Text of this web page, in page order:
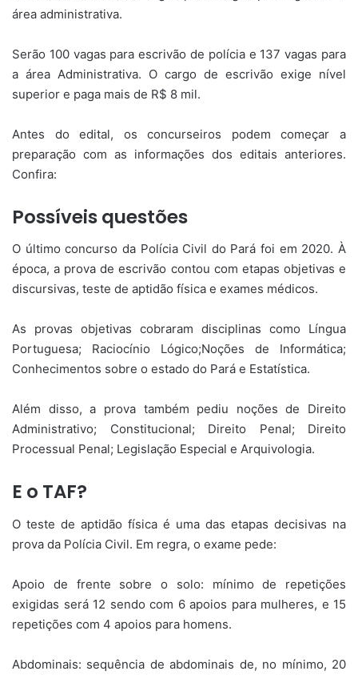
área administrativa.
Serão 100 vagas para escrivão de polícia e 137 vagas para
a área Administrativa. O cargo de escrivão exige nível
superior e paga mais de R$ 8 mil.
Antes do edital, os concurseiros podem começar a
preparação com as informações dos editais anteriores.
Confira:
Possíveis questões
O último concurso da Polícia Civil do Pará foi em 2020. À
época, a prova de escrivão contou com etapas objetivas e
discursivas, teste de aptidão física e exames médicos.
As provas objetivas cobraram disciplinas como Língua
Portuguesa; Raciocínio Lógico;Noções de Informática;
Conhecimentos sobre o estado do Pará e Estatística.
Além disso, a prova também pediu noções de Direito
Administrativo; Constitucional; Direito Penal; Direito
Processual Penal; Legislação Especial e Arquivologia.
E o TAF?
O teste de aptidão física é uma das etapas decisivas na
prova da Polícia Civil. Em regra, o exame pede:
Apoio de frente sobre o solo: mínimo de repetições
exigidas será 12 sendo com 6 apoios para mulheres, e 15
repetições com 4 apoios para homens.
Abdominais: sequência de abdominais de, no mínimo, 20